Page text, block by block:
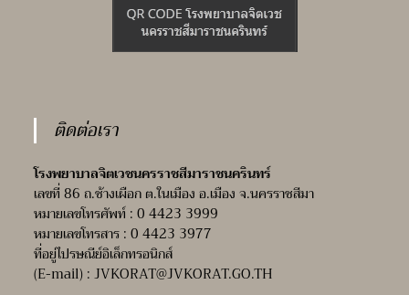
ติดต่อเรา
โรงพยาบาลจิตเวชนครราชสีมาราชนครินทร์
เลขที่ 86 ถ.ช้างเผือก ต.ในเมือง อ.เมือง จ.นครราชสีมา
หมายเลขโทรศัพท์ : 0 4423 3999
หมายเลขโทรสาร : 0 4423 3977
ที่อยู่ไปรษณีย์อิเล็กทรอนิกส์
(E-mail) : JVKORAT@JVKORAT.GO.TH